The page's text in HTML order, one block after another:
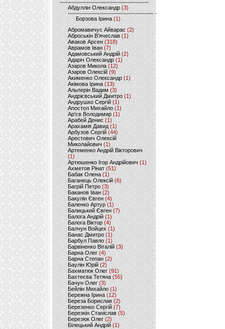
Абдуллін Олександр (3)
Борзова Ірина(1)
Абромавичус Айварас (2)
Аброськін В’ячеслав(1)
Аваков Арсен (318)
Аврамов Іван (7)
Адамовський Андрій(2)
Адаріч Олександр (1)
Азаров Микола (12)
Азаров Олексій (9)
Акименко Олександр(1)
Акімова Ірина(13)
Альперін Вадим (3)
Андрієвський Дмитро(1)
Андрушко Сергій(1)
Апостол Михайло(1)
Ар'єв Володимир (1)
Арабей Денис(1)
Арахамія Давид (1)
Арбузов Сергій (44)
Арестович Олексій
Миколайович(1)
Артеменко Андрій Вікторович
(1)
Артюшенко Ігор Андрійович(1)
Ахметов Рінат(51)
Бабак Олена(1)
Баганець Олексій(6)
Багрій Петро (3)
Баканов Іван(2)
Бакулін Євген (4)
Баленко Артур(1)
Балицький Євген(7)
Балога Андрій (1)
Балога Віктор (4)
Балчун Войцех (1)
Банас Дмитро (1)
Барбул Павло(1)
Барвіненко Віталій(3)
Барна Олег (4)
Барна Степан (2)
Баулін Юрій (2)
Бахматюк Олег (91)
Бахтеєва Тетяна(55)
Бачун Олег (3)
Бейлін Михайло (1)
Бережна Ірина(12)
Береза Борислав(2)
Березенко Сергій (7)
Березкін Станіслав (5)
Березюк Олег(2)
Білецький Андрій (1)